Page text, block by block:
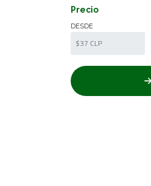
Precio
DESDE